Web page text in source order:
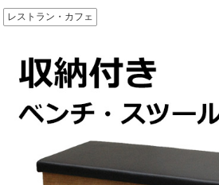
レストラン・カフェ